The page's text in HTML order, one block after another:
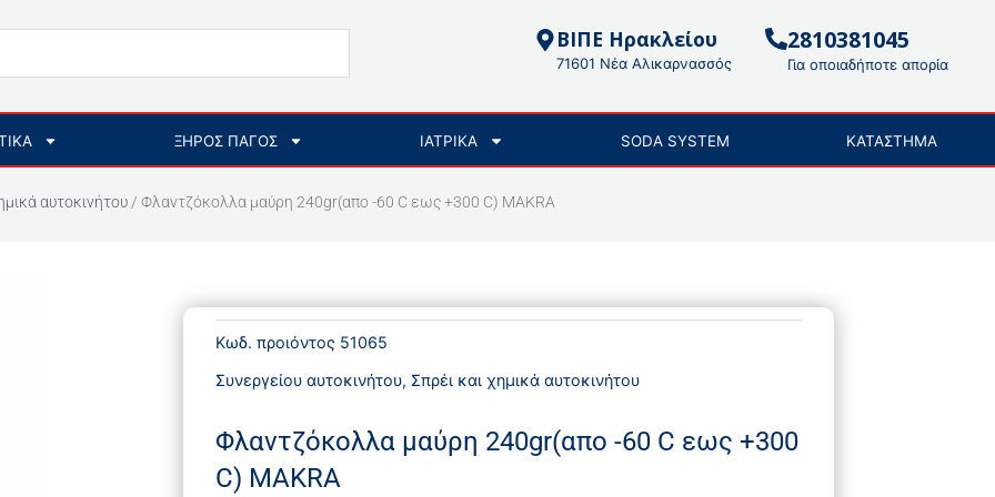
ΒΙΠΕ Ηρακλείου
71601 Νέα Αλικαρνασσός
2810381045
Για οποιαδήποτε απορία
ΞΗΡΟΣ ΠΑΓΟΣ ΙΑΤΡΙΚΑ SODA SYSTEM ΚΑΤΑΣΤΗΜΑ
αυτοκινήτου/ Φλαντζόκολλα μαύρη 240gr(απο -60 C εως +300 C) MAKRA
Κωδ. προιόντος 51065
Συνεργείου αυτοκινήτου, Σπρέι και χημικά αυτοκινήτου
Φλαντζόκολλα μαύρη 240gr(απο -60 C εως +300
C) MAKRA